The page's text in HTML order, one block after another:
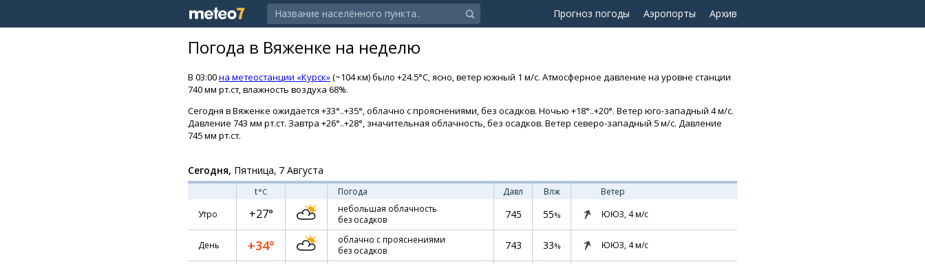
Прогноз погоды Аэропорты Архив
Погода в Вяженке на неделю
В 03:00на метеостанции «Курск»(~104 км) было +24.5°C, ясно, ветер южный 1 м/с. Атмосферное давление на уровне станции
740 мм рт.ст, влажность воздуха 68%.
Сегодня в Вяженке ожидается +33°..+35°, облачно с прояснениями, без осадков. Ночью +18°..+20°. Ветер юго-западный 4 м/с.
Давление 743 мм рт.ст. Завтра +26°..+28°, значительная облачность, без осадков. Ветер северо-западный 5 м/с. Давление
745 мм рт.ст.
Сегодня, Пятница, 7 Августа
t°C Погода Давл Влж
Ветер
Утро
+27°
небольшая облачность
без осадков
745 55% ЮЮЗ, 4м/с
День +34°
облачно с прояснениями
без осадков
743 33% ЮЮЗ, 4м/с